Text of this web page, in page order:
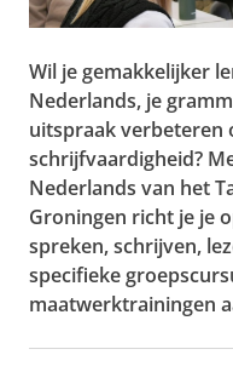
Wil je gemakkelijker
Nederlands, je
uitspraak verbeteren
schrijfvaardigheid?
Nederlands van het
Groningen richt je je
spreken, schrijven,
specifieke
maatwerktrainingen